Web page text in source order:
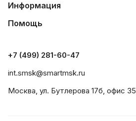
Информация
Помощь
+7 (499) 281-60-47
int.smsk@smartmsk.ru
Москва, ул. Бутлерова 17б, офис 35